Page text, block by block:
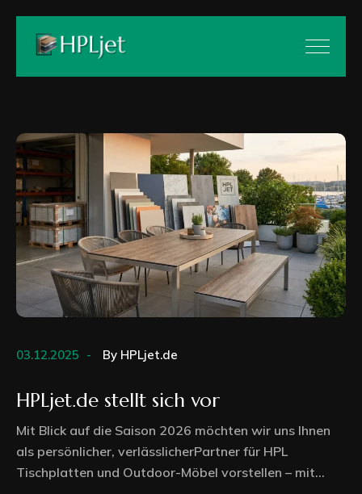
03.12.2025 By HPLjet.de
HPLjet.de stellt sich vor
Mit Blick auf die Saison 2026 möchten wir uns Ihnen
als persönlicher, verlässlicherPartner für HPL
Tischplatten und Outdoor-Möbel vorstellen – mit...